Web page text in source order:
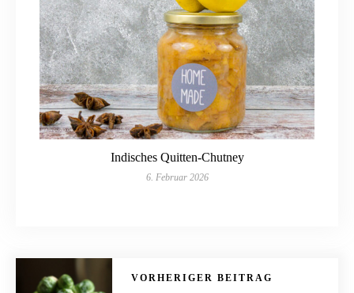
Indisches Quitten-Chutney
6. Februar 2026
VORHERIGER BEITRAG